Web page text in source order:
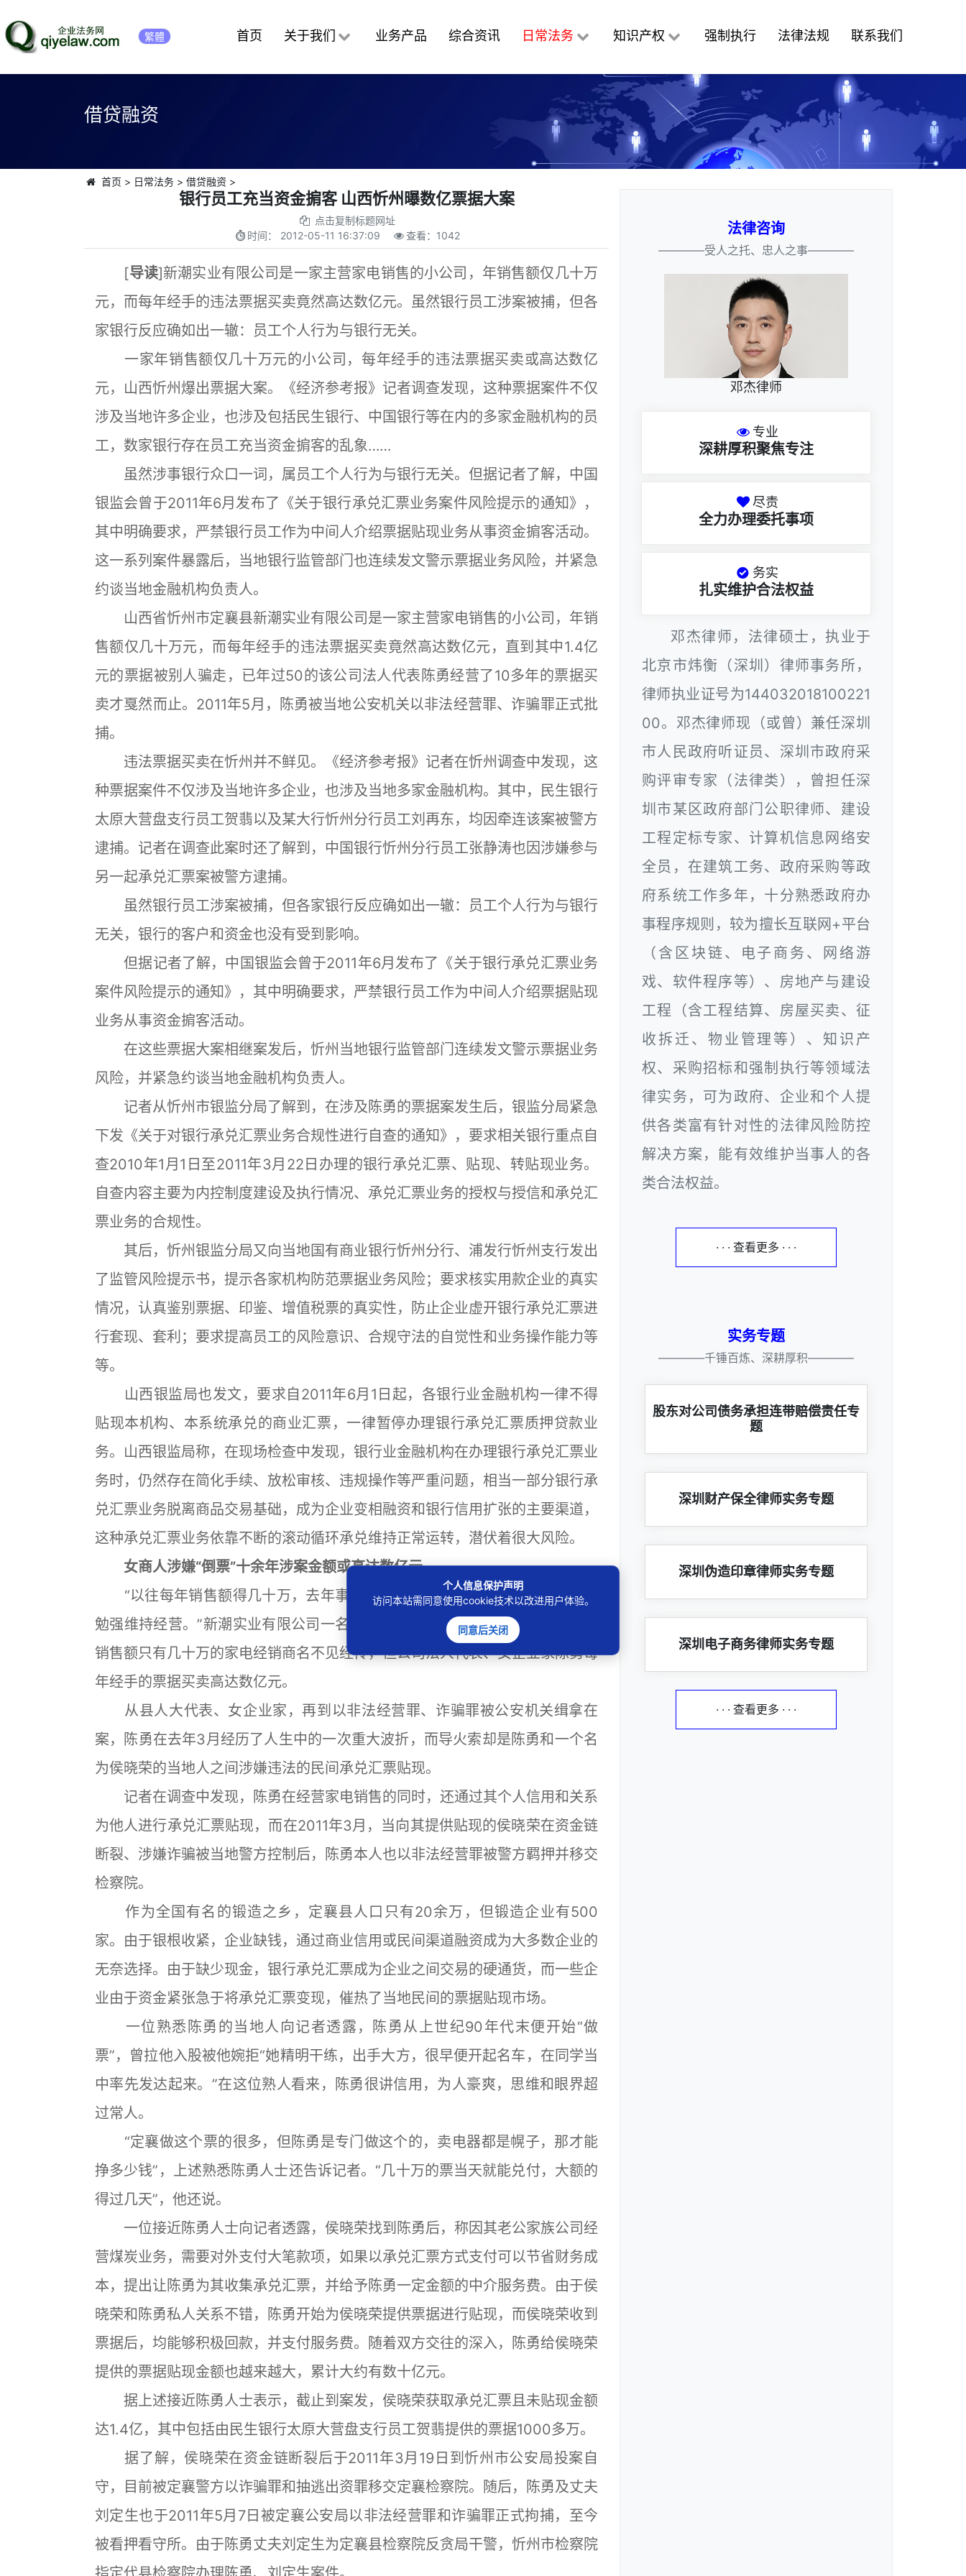
繁體 首页 关于我们 业务产品 综合资讯 日常法务 知识产权 强制执行 法律法规 联系我们
借贷融资
首页 > 日常法务> 借贷融资 >
银行员工充当资金掮客 山西忻州曝数亿票据大案
点击复制标题网址
时间： 2012-05-11 16:37:09 查看： 1042
[导读]新潮实业有限公司是一家主营家电销售的小公司，年销售额仅几十万
元，而每年经手的违法票据买卖竟然高达数亿元。虽然银行员工涉案被捕，但各
家银行反应确如出一辙：员工个人行为与银行无关。
一家年销售额仅几十万元的小公司，每年经手的违法票据买卖或高达数亿
元，山西忻州爆出票据大案。《经济参考报》记者调查发现，这种票据案件不仅
涉及当地许多企业，也涉及包括民生银行、中国银行等在内的多家金融机构的员
工，数家银行存在员工充当资金掮客的乱象……
虽然涉事银行众口一词，属员工个人行为与银行无关。但据记者了解，中国
银监会曾于2011年6月发布了《关于银行承兑汇票业务案件风险提示的通知》，
其中明确要求，严禁银行员工作为中间人介绍票据贴现业务从事资金掮客活动。
这一系列案件暴露后，当地银行监管部门也连续发文警示票据业务风险，并紧急
约谈当地金融机构负责人。
山西省忻州市定襄县新潮实业有限公司是一家主营家电销售的小公司，年销
售额仅几十万元，而每年经手的违法票据买卖竟然高达数亿元，直到其中1.4亿
元的票据被别人骗走，已年过50的该公司法人代表陈勇经营了10多年的票据买
卖才戛然而止。2011年5月，陈勇被当地公安机关以非法经营罪、诈骗罪正式批
捕。
违法票据买卖在忻州并不鲜见。《经济参考报》记者在忻州调查中发现，这
种票据案件不仅涉及当地许多企业，也涉及当地多家金融机构。其中，民生银行
太原大营盘支行员工贺翡以及某大行忻州分行员工刘再东，均因牵连该案被警方
逮捕。记者在调查此案时还了解到，中国银行忻州分行员工张静涛也因涉嫌参与
另一起承兑汇票案被警方逮捕。
虽然银行员工涉案被捕，但各家银行反应确如出一辙：员工个人行为与银行
无关，银行的客户和资金也没有受到影响。
但据记者了解，中国银监会曾于2011年6月发布了《关于银行承兑汇票业务
案件风险提示的通知》，其中明确要求，严禁银行员工作为中间人介绍票据贴现
业务从事资金掮客活动。
在这些票据大案相继案发后，忻州当地银行监管部门连续发文警示票据业务
风险，并紧急约谈当地金融机构负责人。
记者从忻州市银监分局了解到，在涉及陈勇的票据案发生后，银监分局紧急
下发《关于对银行承兑汇票业务合规性进行自查的通知》，要求相关银行重点自
查2010年1月1日至2011年3月22日办理的银行承兑汇票、贴现、转贴现业务。
自查内容主要为内控制度建设及执行情况、承兑汇票业务的授权与授信和承兑汇
票业务的合规性。
其后，忻州银监分局又向当地国有商业银行忻州分行、浦发行忻州支行发出
了监管风险提示书，提示各家机构防范票据业务风险；要求核实用款企业的真实
情况，认真鉴别票据、印鉴、增值税票的真实性，防止企业虚开银行承兑汇票进
行套现、套利；要求提高员工的风险意识、合规守法的自觉性和业务操作能力等
等。
山西银监局也发文，要求自2011年6月1日起，各银行业金融机构一律不得
贴现本机构、本系统承兑的商业汇票，一律暂停办理银行承兑汇票质押贷款业
务。山西银监局称，在现场检查中发现，银行业金融机构在办理银行承兑汇票业
务时，仍然存在简化手续、放松审核、违规操作等严重问题，相当一部分银行承
兑汇票业务脱离商品交易基础，成为企业变相融资和银行信用扩张的主要渠道，
这种承兑汇票业务依靠不断的滚动循环承兑维持正常运转，潜伏着很大风险。
女商人涉嫌“倒票”十余年涉案金额或高达数亿元
“以往每年销售额得几十万，去年事情发生后销售额只有几万元，现在只是
勉强维持经营。”新潮实业有限公司一名员工告诉记者。虽然这家门面不大、年
销售额只有几十万的家电经销商名不见经传，但公司法人代表、女企业家陈勇每
年经手的票据买卖高达数亿元。
从县人大代表、女企业家，再到以非法经营罪、诈骗罪被公安机关缉拿在
案，陈勇在去年3月经历了人生中的一次重大波折，而导火索却是陈勇和一个名
为侯晓荣的当地人之间涉嫌违法的民间承兑汇票贴现。
记者在调查中发现，陈勇在经营家电销售的同时，还通过其个人信用和关系
为他人进行承兑汇票贴现，而在2011年3月，当向其提供贴现的侯晓荣在资金链
断裂、涉嫌诈骗被当地警方控制后，陈勇本人也以非法经营罪被警方羁押并移交
检察院。
作为全国有名的锻造之乡，定襄县人口只有20余万，但锻造企业有500
家。由于银根收紧，企业缺钱，通过商业信用或民间渠道融资成为大多数企业的
无奈选择。由于缺少现金，银行承兑汇票成为企业之间交易的硬通货，而一些企
业由于资金紧张急于将承兑汇票变现，催热了当地民间的票据贴现市场。
一位熟悉陈勇的当地人向记者透露，陈勇从上世纪90年代末便开始“做
票”，曾拉他入股被他婉拒“她精明干练，出手大方，很早便开起名车，在同学当
中率先发达起来。”在这位熟人看来，陈勇很讲信用，为人豪爽，思维和眼界超
过常人。
“定襄做这个票的很多，但陈勇是专门做这个的，卖电器都是幌子，那才能
挣多少钱”，上述熟悉陈勇人士还告诉记者。“几十万的票当天就能兑付，大额的
得过几天”，他还说。
一位接近陈勇人士向记者透露，侯晓荣找到陈勇后，称因其老公家族公司经
营煤炭业务，需要对外支付大笔款项，如果以承兑汇票方式支付可以节省财务成
本，提出让陈勇为其收集承兑汇票，并给予陈勇一定金额的中介服务费。由于侯
晓荣和陈勇私人关系不错，陈勇开始为侯晓荣提供票据进行贴现，而侯晓荣收到
票据后，均能够积极回款，并支付服务费。随着双方交往的深入，陈勇给侯晓荣
提供的票据贴现金额也越来越大，累计大约有数十亿元。
据上述接近陈勇人士表示，截止到案发，侯晓荣获取承兑汇票且未贴现金额
达1.4亿，其中包括由民生银行太原大营盘支行员工贺翡提供的票据1000多万。
据了解，侯晓荣在资金链断裂后于2011年3月19日到忻州市公安局投案自
守，目前被定襄警方以诈骗罪和抽逃出资罪移交定襄检察院。随后，陈勇及丈夫
刘定生也于2011年5月7日被定襄公安局以非法经营罪和诈骗罪正式拘捕，至今
被看押看守所。由于陈勇丈夫刘定生为定襄县检察院反贪局干警，忻州市检察院
法律咨询
————受人之托、忠人之事————
邓杰律师
专业
深耕厚积聚焦专注
尽责
全力办理委托事项
务实
扎实维护合法权益
邓杰律师，法律硕士，执业于
北京市炜衡（深圳）律师事务所，
律师执业证号为144032018100221
00。邓杰律师现（或曾）兼任深圳
市人民政府听证员、深圳市政府采
购评审专家（法律类），曾担任深
圳市某区政府部门公职律师、建设
工程定标专家、计算机信息网络安
全员，在建筑工务、政府采购等政
府系统工作多年，十分熟悉政府办
事程序规则，较为擅长互联网+平台
（含区块链、电子商务、网络游
戏、软件程序等）、房地产与建设
工程（含工程结算、房屋买卖、征
收拆迁、物业管理等）、知识产
权、采购招标和强制执行等领域法
律实务，可为政府、企业和个人提
供各类富有针对性的法律风险防控
解决方案，能有效维护当事人的各
类合法权益。
· · · 查看更多 · · ·
实务专题
————千锤百炼、深耕厚积————
股东对公司债务承担连带赔偿责任专
题
深圳财产保全律师实务专题
深圳伪造印章律师实务专题
深圳电子商务律师实务专题
· · · 查看更多 · · ·
个人信息保护声明
访问本站需同意使用cookie技术以改进用户体验。
同意后关闭